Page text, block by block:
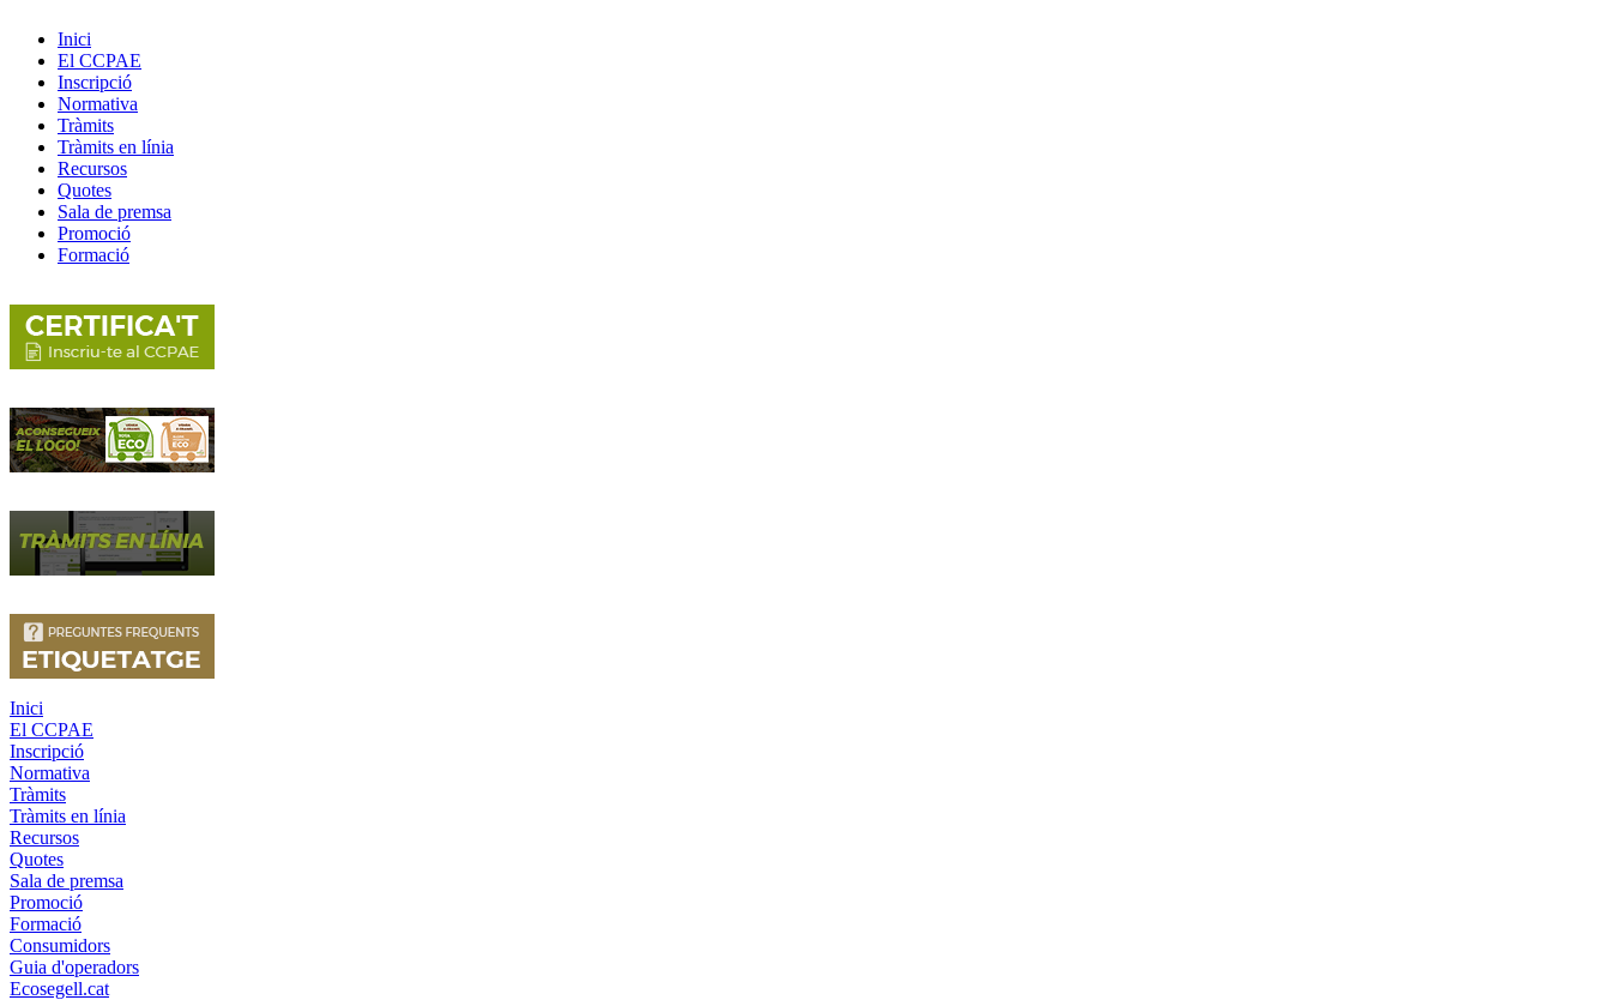
Inici
El CCPAE
Inscripció
Normativa
Tràmits
Tràmits en línia
Recursos
Quotes
Sala de premsa
Promoció
Formació
Inici
El CCPAE
Inscripció
Normativa
Tràmits
Tràmits en línia
Recursos
Quotes
Sala de premsa
Promoció
Formació
Consumidors
Guia d'operadors
Ecosegell.cat